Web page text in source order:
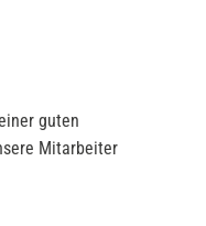
guten
Mitarbeiter